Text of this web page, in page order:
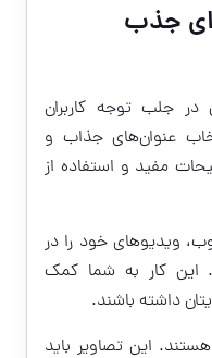
جذب
جلب توجه کاربران
عنوان‌های جذاب و
مفید و استفاده از
ویدیوهای خود را در
این کار به شما کمک
داشته باشند.
این تصاویر باید